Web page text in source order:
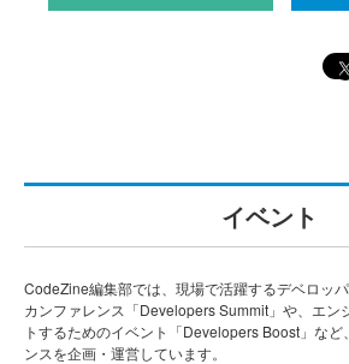
イベント
CodeZine編集部では、現場で活躍するデベロッ
カンファレンス「Developers Summit」や、エン
トするためのイベント「Developers Boost」な
ンスを企画・運営しています。